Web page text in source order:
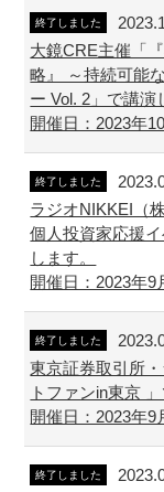
終了しました
大鏡CRE主催「
略』 ～持続可能
ー Vol. 2」で講演
開催日：2023年
終了しました
ラジオNIKKEI（
個人投資家応援
します。
開催日：2023年9
終了しました
東京証券取引所
トファンin東京
開催日：2023年9
終了しました